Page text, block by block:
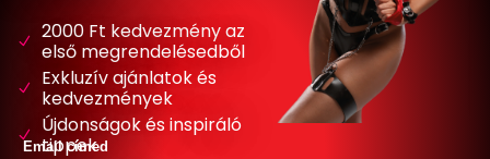
2000 Ft kedvezmény az
első megrendelésedből
Exkluzív ajánlatok és
kedvezmények
Újdonságok és inspiráló
tippek
Email címed